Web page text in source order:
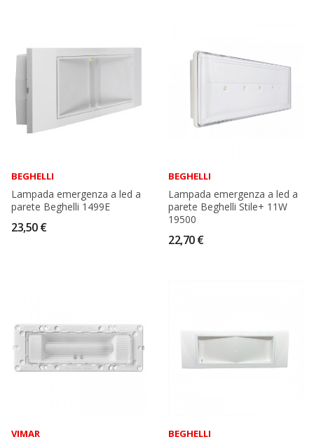
BEGHELLI
Lampada emergenza a led a
parete Beghelli 1499E
23,50 €
BEGHELLI
Lampada emergenza a led a
parete Beghelli Stile+ 11W
19500
22,70 €
VIMAR BEGHELLI